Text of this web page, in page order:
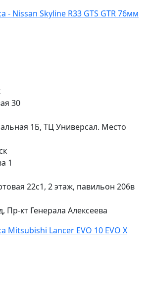
- Nissan Skyline R33 GTS GTR 76мм
30
1Б, ТЦ Универсал. Место
1
22с1, 2 этаж, павильон 206в
Пр-кт Генерала Алексеева
Mitsubishi Lancer EVO 10 EVO X